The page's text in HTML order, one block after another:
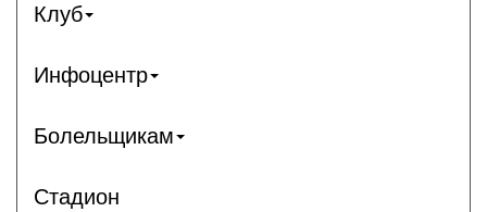
Клуб
Инфоцентр
Болельщикам
Стадион